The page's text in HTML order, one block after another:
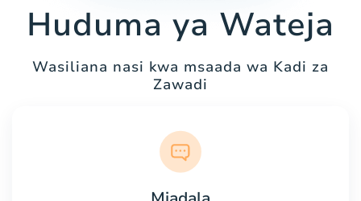
Huduma ya Wateja
Wasiliana nasi kwa msaada wa Kadi za
Zawadi